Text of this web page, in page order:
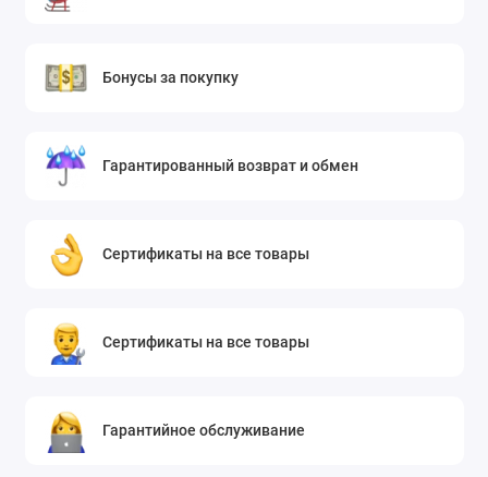
Бонусы за покупку
Гарантированный возврат и обмен
Сертификаты на все товары
Сертификаты на все товары
Гарантийное обслуживание